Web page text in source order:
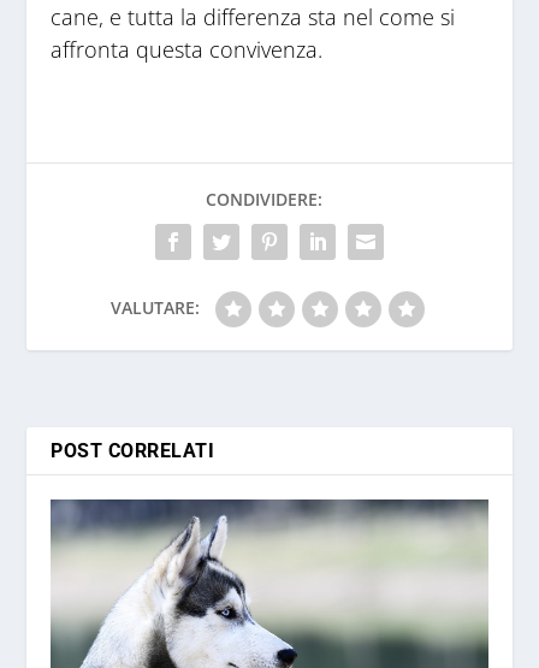
cane, e tutta la differenza sta nel come si
affronta questa convivenza.
CONDIVIDERE:
VALUTARE:
POST CORRELATI